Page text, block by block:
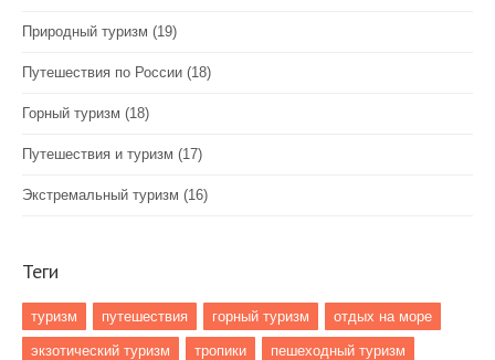
Природный туризм (19)
Путешествия по России (18)
Горный туризм (18)
Путешествия и туризм (17)
Экстремальный туризм (16)
Теги
туризм путешествия горный туризм отдых на море
экзотический туризм тропики пешеходный туризм